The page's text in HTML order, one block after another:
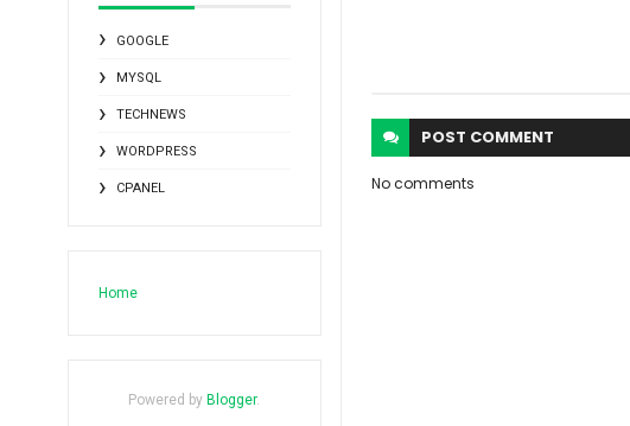
GOOGLE
MYSQL
TECHNEWS
WORDPRESS
CPANEL
Home
Powered by Blogger.
POST COMMENT
No comments